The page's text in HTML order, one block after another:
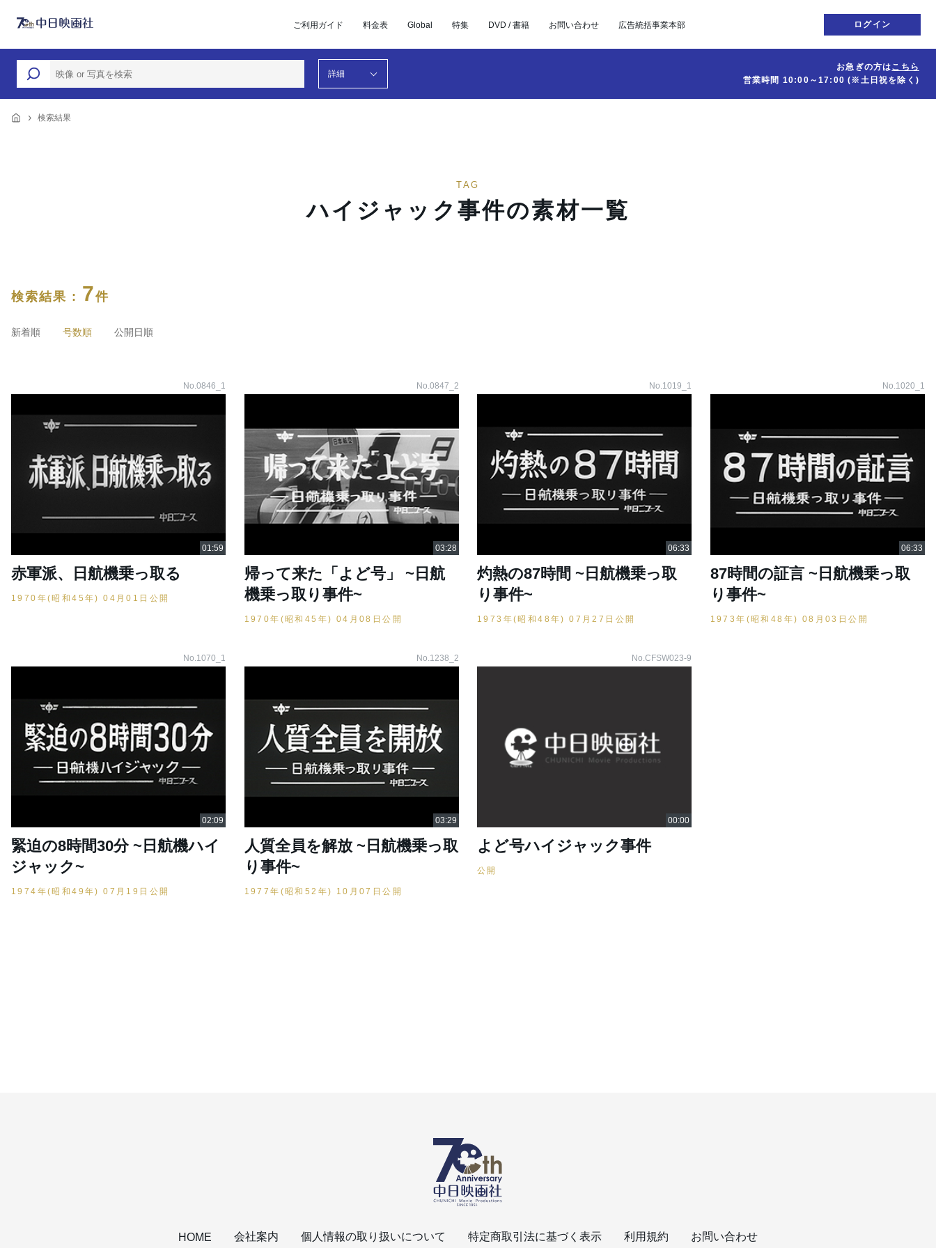
ご利用ガイド 料金表 Global 特集 DVD / 書籍 お問い合わせ 広告統括事業本部 ログイン
詳細
お急ぎの方はこちら
営業時間 10:00～17:00(※土日祝を除く)
検索結果
TAG
ハイジャック事件の素材一覧
検索結果 : 7件
新着順 号数順 公開日順
No.0846_1
赤軍派、日航機乗っ取る
1970年(昭和45年) 04月01日公開
No.0847_2
帰って来た「よど号」 ~日航
機乗っ取り事件~
1970年(昭和45年) 04月08日公開
No.1019_1
灼熱の87時間 ~日航機乗っ取
り事件~
1973年(昭和48年) 07月27日公開
No.1020_1
87時間の証言 ~日航機乗っ取
り事件~
1973年(昭和48年) 08月03日公開
No.1070_1
緊迫の8時間30分 ~日航機ハイ
ジャック~
1974年(昭和49年) 07月19日公開
No.1238_2
人質全員を解放 ~日航機乗っ取
り事件~
1977年(昭和52年) 10月07日公開
No.CFSW023-9
よど号ハイジャック事件
公開
HOME 会社案内 個人情報の取り扱いについて 特定商取引法に基づく表示 利用規約 お問い合わせ